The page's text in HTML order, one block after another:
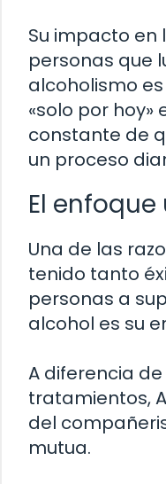
Su impacto en
personas que
alcoholismo
«solo por hoy»
constante de
un proceso
El
Una de las
tenido tanto
personas a
alcohol es su
A diferencia
tratamientos,
del
mutua.